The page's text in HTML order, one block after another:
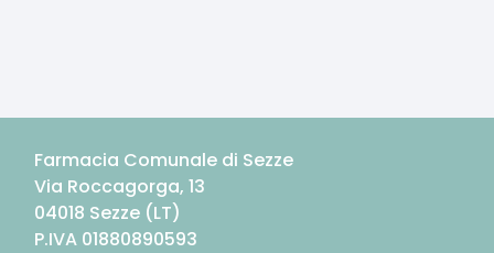
Farmacia Comunale di Sezze
Via Roccagorga, 13
04018 Sezze (LT)
P.IVA 01880890593